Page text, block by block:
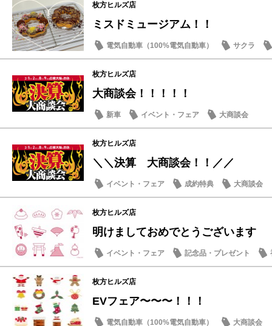
枚方ヒルズ店
ミスドミュージアム！！
電気自動車（100%電気自動車） サクラ
枚方ヒルズ店
大商談会！！！！！
新車 イベント・フェア 大商談会
枚方ヒルズ店
＼＼決算 大商談会！！／／
イベント・フェア 成約特典 大商談会
枚方ヒルズ店
明けましておめでとうございます
イベント・フェア 記念品・プレゼント
枚方ヒルズ店
EVフェア〜〜〜！！！
電気自動車（100%電気自動車） 大商談会